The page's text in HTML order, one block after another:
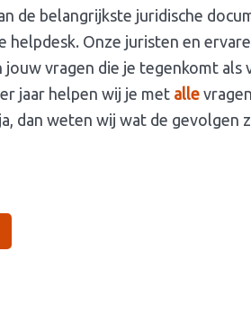
de belangrijkste juridische
helpdesk. Onze juristen en
jouw vragen die je tegenkomt als
jaar helpen wij je met alle
dan weten wij wat de gevolgen